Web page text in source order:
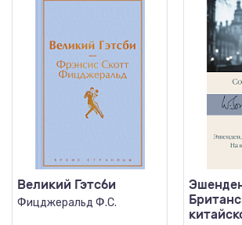
Великий Гэтсби
Фицджеральд Ф.С.